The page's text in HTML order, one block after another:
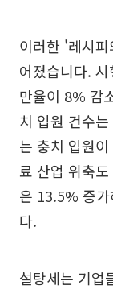
이러한 '레시
어졌습니다.
만율이 8% 감
치 입원 건수
는 충치 입원
료 산업 위축
은 13.5% 증
다.
설탕세는 기업